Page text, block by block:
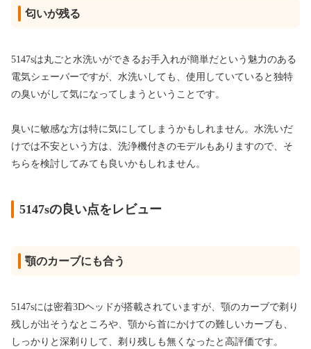
匂いが残る
5147sは丸ごと水洗いができるお手入れが簡単だという魅力のある
電気シェーバーですが、水洗いしても、使用していていると独特
の臭いがして気になってしまうということです。
臭いに敏感な方は特に気にしてしまうかもしれません。水洗いだ
けでは不安という方は、洗浄機付きのモデルもありますので、そ
ちらを検討してみても良いかもしれません。
5147sの良い点をレビュー
顎のカーブにも合う
5147sには密着3Dヘッドが搭載されていますが、顎のカーブで剃り
残しが出そうなところや、顎から首にかけての難しいカーブも、
しっかりと深剃りして、剃り残しも無くなったと高評価です。